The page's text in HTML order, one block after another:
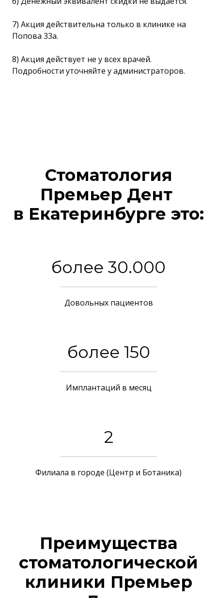
7) Акция действительна только в клинике на
Попова 33а.
8) Акция действует не у всех врачей.
Подробности уточняйте у администраторов.
Стоматология
Премьер Дент
в Екатеринбурге это:
более 30.000
Довольных пациентов
более 150
Имплантаций в месяц
2
Филиала в городе (Центр и Ботаника)
Преимущества
стоматологической
клиники Премьер